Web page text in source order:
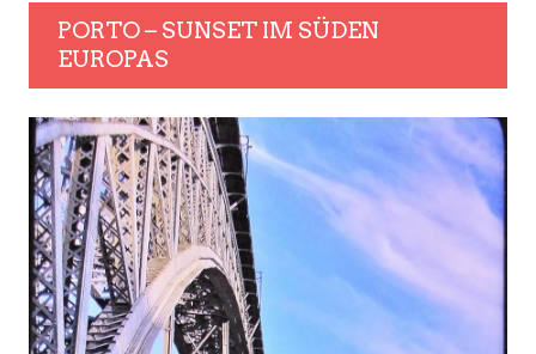
PORTO – SUNSET IM SÜDEN
EUROPAS